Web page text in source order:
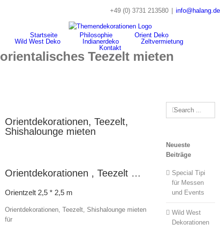
+49 (0) 3731 213580 info@halang.de
Startseite Philosophie
Orient Deko
Wild West Deko
Indianerdeko
Zeltvermietung
Kontakt
orientalisches Teezelt mieten
Orientdekorationen, Teezelt,
Shishalounge mieten
Orientdekorationen , Teezelt …
Orientzelt 2,5 * 2,5 m
Orientdekorationen, Teezelt, Shishalounge mieten
für
Search
for:
Neueste
Beiträge
Special Tipi
für Messen
und Events
Wild West
Dekorationen